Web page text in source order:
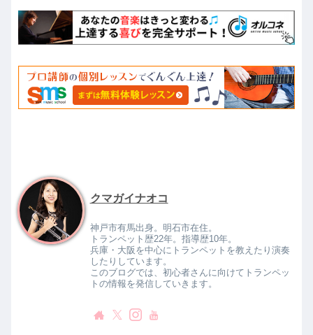
クマガイナオコ
神戸市有馬出身。明石市在住。
トランペット歴22年。指導歴10年。
兵庫・大阪を中心にトランペットを教えたり演奏
したりしています。
このブログでは、初心者さんに向けてトランペッ
トの情報を発信していきます。